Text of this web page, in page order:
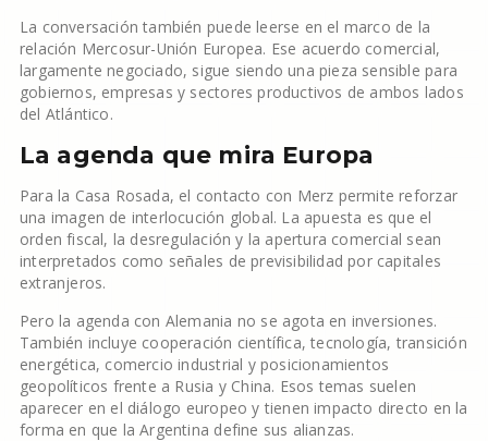
La conversación también puede leerse en el marco de la
relación Mercosur-Unión Europea. Ese acuerdo comercial,
largamente negociado, sigue siendo una pieza sensible para
gobiernos, empresas y sectores productivos de ambos lados
del Atlántico.
La agenda que mira Europa
Para la Casa Rosada, el contacto con Merz permite reforzar
una imagen de interlocución global. La apuesta es que el
orden fiscal, la desregulación y la apertura comercial sean
interpretados como señales de previsibilidad por capitales
extranjeros.
Pero la agenda con Alemania no se agota en inversiones.
También incluye cooperación científica, tecnología, transición
energética, comercio industrial y posicionamientos
geopolíticos frente a Rusia y China. Esos temas suelen
aparecer en el diálogo europeo y tienen impacto directo en la
forma en que la Argentina define sus alianzas.